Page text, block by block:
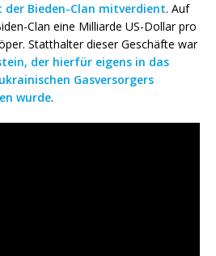
Bieden-Clan mitverdient. Auf
Clan eine Milliarde US-Dollar pro
Statthalter dieser Geschäfte war
der hierfür eigens in das
Gasversorgers
wurde.